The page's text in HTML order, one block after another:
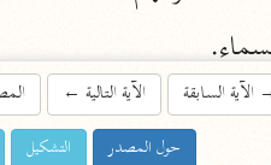
تطوير
سمعوا حسّها خروا صَعِقِيْنَ
الآية السابقة الآية التالية ←
حول المصدر التشكيل